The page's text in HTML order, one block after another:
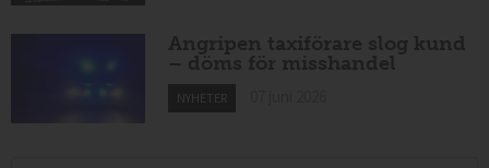
Angripen taxiförare slog kund
– döms för misshandel
NYHETER